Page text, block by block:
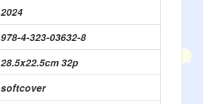
2024
978-4-323-03632-8
28.5x22.5cm 32p
softcover